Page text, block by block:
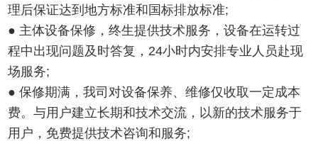
理后保证达到地方标准和国标排放标准;
● 主体设备保修，终生提供技术服务，设备在运转过
程中出现问题及时答复，24小时内安排专业人员赴现
场服务;
● 保修期满，我司对设备保养、维修仅收取一定成本
费。与用户建立长期和技术交流，以新的技术服务于
用户，免费提供技术咨询和服务;